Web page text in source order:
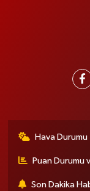
0 (216) 302 44 07
KOŞUYOLU SUZUKİ
0 (216) 550 05 05
Sahne
Hava Durumu
Puan Durumu
Son Dakika